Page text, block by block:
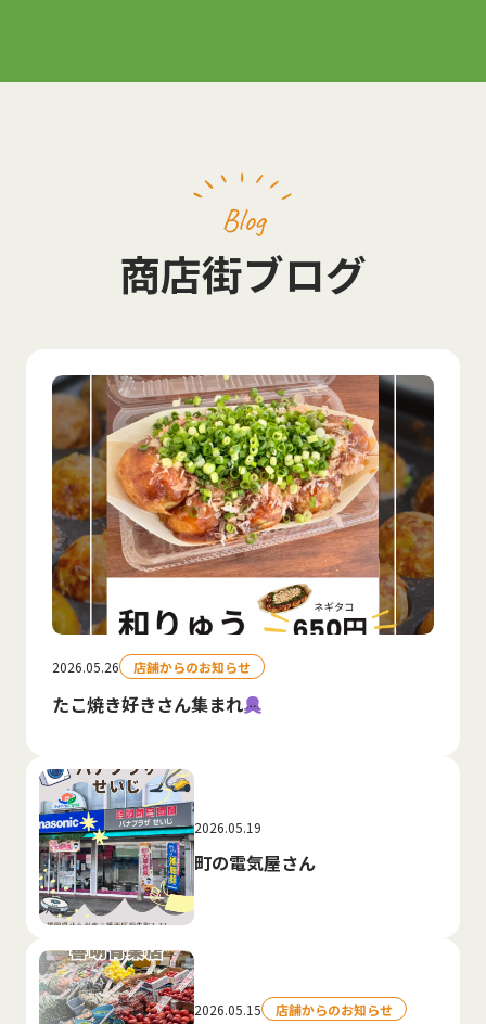
Blog
商店街ブログ
2026.05.26 店舗からのお知らせ
たこ焼き好きさん集まれ
2026.05.19
町の電気屋さん
2026.05.15 店舗からのお知らせ